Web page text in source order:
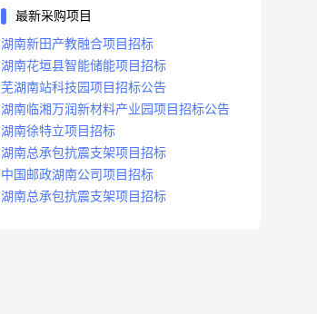
最新采购项目
湖南新田产教融合项目招标
湖南花垣县智能储能项目招标
芜湖南站科技园项目招标公告
湖南临湘万润新材料产业园项目招标公告
湖南徐特立项目招标
湖南总承包抗震支架项目招标
中国邮政湖南公司项目招标
湖南总承包抗震支架项目招标